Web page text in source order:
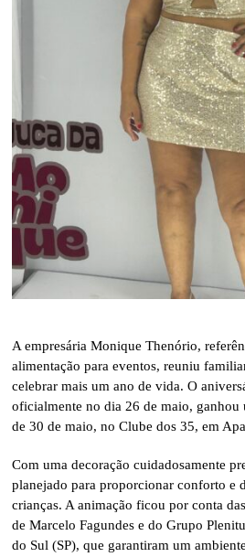
A empresária Monique Thenório,
alimentação para eventos, reuniu
celebrar mais um ano de vida. O
oficialmente no dia 26 de maio, ganhou
de 30 de maio, no Clube dos 35, em
Com uma decoração cuidadosamente
planejado para proporcionar conforto e
crianças. A animação ficou por conta
de Marcelo Fagundes e do Grupo
do Sul (SP), que garantiram um